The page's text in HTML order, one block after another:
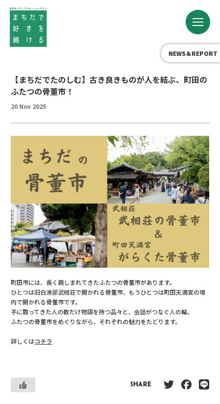
NEWS＆REPORT
【まちだでたのしむ】古き良きものが人を結ぶ、町田の
ふたつの骨董市！
20 Nov 2025
町田市には、長く親しまれてきたふたつの骨董市があります。
ひとつは旧白洲邸武相荘で開かれる骨董市、もうひとつは町田天満宮の境
内で開かれる骨董市です。
手に取ってきた人の数だけ物語を持つ品々と、会話がつなぐ人の輪。
ふたつの骨董市をめぐりながら、それぞれの魅力をたどります。
詳しくはコチラ
SHARE